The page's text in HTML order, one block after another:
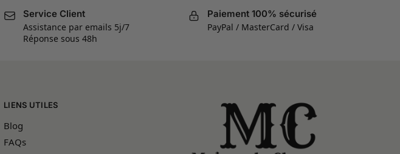
Service Client
Assistance par emails 5j/7
Réponse sous 48h
Paiement 100% sécurisé
PayPal / MasterCard / Visa
LIENS UTILES
Blog
FAQs